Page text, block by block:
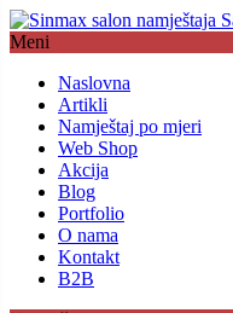
Meni
Naslovna
Artikli
Namještaj po mjeri
Web Shop
Akcija
Blog
Portfolio
O nama
Kontakt
B2B